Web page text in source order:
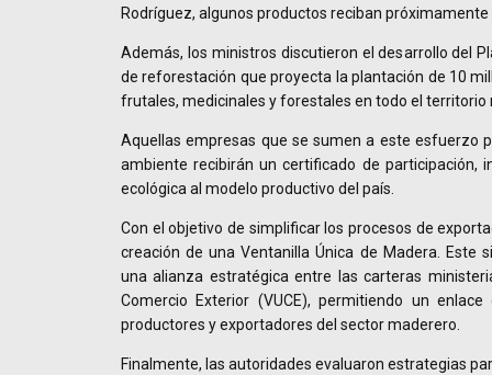
Rodríguez, algunos productos reciban
Además, los ministros discutieron el desarrollo del
de reforestación que proyecta la plantación de 10
frutales, medicinales y forestales en todo el territorio
Aquellas empresas que se sumen a este esfuerzo
ambiente recibirán un certificado de participación,
ecológica al modelo productivo del país.
Con el objetivo de simplificar los procesos de
creación de una Ventanilla Única de Madera. Este
una alianza estratégica entre las carteras
Comercio Exterior (VUCE), permitiendo un
productores y exportadores del sector maderero.
Finalmente, las autoridades evaluaron estrategias